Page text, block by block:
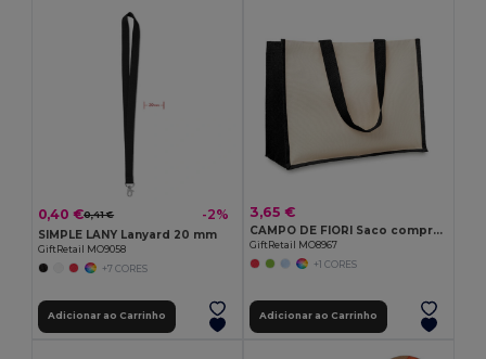
0,40 €0,41 € -2%
SIMPLE LANY Lanyard 20 mm
GiftRetail MO9058
+7 CORES
Adicionar ao Carrinho
3,65 €
CAMPO DE FIORI Saco compras de tela e juta
GiftRetail MO8967
+1 CORES
Adicionar ao Carrinho